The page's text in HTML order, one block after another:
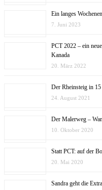
Ein langes
7. Juni 2023
PCT 2022 – ein
Kanada
20. März 2022
Der Rheinsteig in
24. August 2021
Der Malerweg –
10. Oktober 2020
Statt PCT: auf der
20. Mai 2020
Sandra geht die